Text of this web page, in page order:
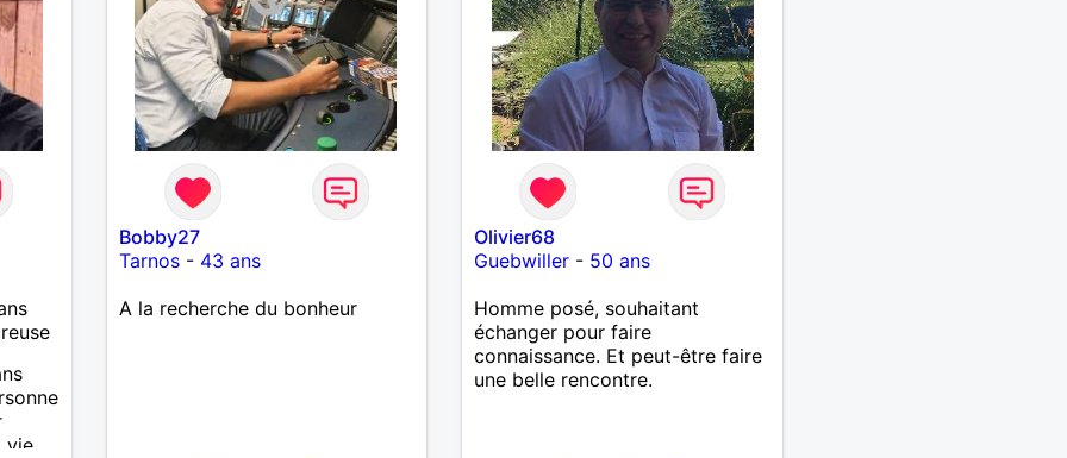
vie
Bobby27
Tarnos- 43 ans
A la recherche du bonheur
Olivier68
Guebwiller - 50 ans
Homme posé, souhaitant
échanger pour faire
connaissance. Et peut-être faire
une belle rencontre.